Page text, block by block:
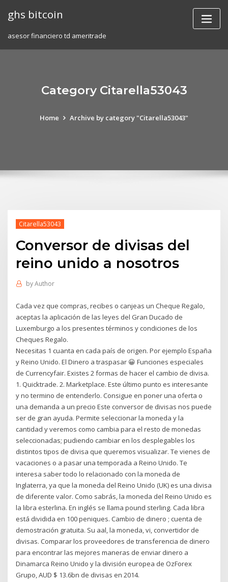
ghs bitcoin
asesor financiero td ameritrade
Category Citarella53043
Home Archive by category "Citarella53043"
Citarella53043
Conversor de divisas del
reino unido a nosotros
byAuthor
Cada vez que compras, recibes o canjeas un Cheque Regalo,
aceptas la aplicación de las leyes del Gran Ducado de
Luxemburgo a los presentes términos y condiciones de los
Cheques Regalo.
Necesitas 1 cuanta en cada país de origen. Por ejemplo España
y Reino Unido. El Dinero a traspasar 😀 Funciones especiales
de Currencyfair. Existes 2 formas de hacer el cambio de divisa.
1. Quicktrade. 2. Marketplace. Este último punto es interesante
y no termino de entenderlo. Consigue en poner una oferta o
una demanda a un precio Este conversor de divisas nos puede
ser de gran ayuda. Permite seleccionar la moneda y la
cantidad y veremos como cambia para el resto de monedas
seleccionadas; pudiendo cambiar en los desplegables los
distintos tipos de divisa que queremos visualizar. Te vienes de
vacaciones o a pasar una temporada a Reino Unido. Te
interesa saber todo lo relacionado con la moneda de
Inglaterra, ya que la moneda del Reino Unido (UK) es una divisa
de diferente valor. Como sabrás, la moneda del Reino Unido es
la libra esterlina. En inglés se llama pound sterling. Cada libra
está dividida en 100 peniques. Cambio de dinero ; cuenta de
demostración gratuita. Su aal, la moneda, vi, convertidor de
divisas. Comparar los proveedores de transferencia de dinero
para encontrar las mejores maneras de enviar dinero a
Dinamarca Reino Unido y la división europea de OzForex
Grupo, AUD $ 13.6bn de divisas en 2014.